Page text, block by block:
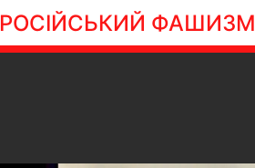
РОСІЙСЬКИЙ ФАШИЗМ